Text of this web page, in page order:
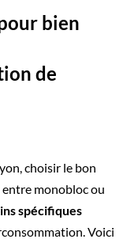
bien
de
choisir le bon
monobloc ou
spécifiques
Voici